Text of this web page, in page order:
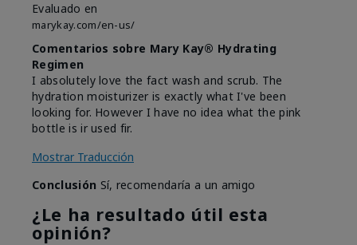
Evaluado en
marykay.com/en-us/
Comentarios sobre Mary Kay® Hydrating
Regimen
I absolutely love the fact wash and scrub. The
hydration moisturizer is exactly what I've been
looking for. However I have no idea what the pink
bottle is ir used fir.
Mostrar Traducción
Conclusión Sí, recomendaría a un amigo
¿Le ha resultado útil esta
opinión?